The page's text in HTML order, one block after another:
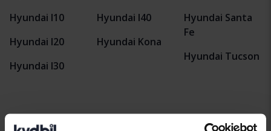
Hyundai I10
Hyundai I20
Hyundai I30
Hyundai I40
Hyundai Kona
Hyundai Santa
Fe
Hyundai Tucson